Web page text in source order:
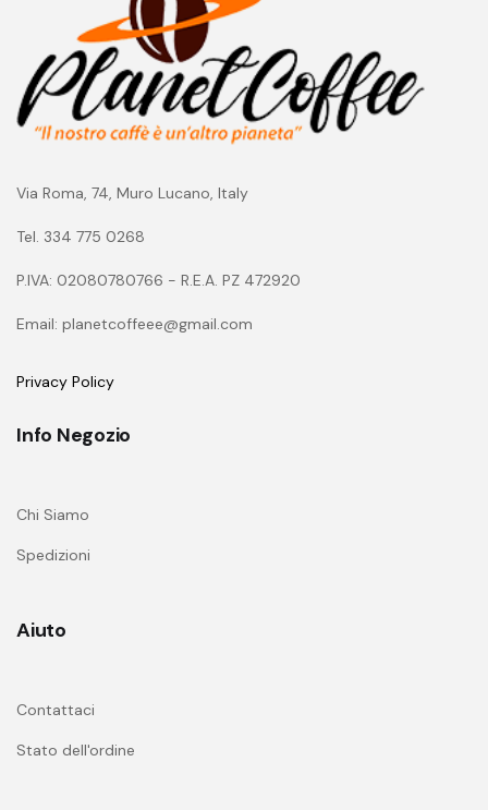
Via Roma, 74, Muro Lucano, Italy
Tel. 334 775 0268
P.IVA: 02080780766 - R.E.A. PZ 472920
Email: planetcoffeee@gmail.com
Privacy Policy
Info Negozio
Chi Siamo
Spedizioni
Aiuto
Contattaci
Stato dell'ordine